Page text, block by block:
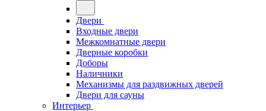
Двери
Входные двери
Межкомнатные двери
Дверные коробки
Доборы
Наличники
Механизмы для раздвижных дверей
Двери для сауны
Интерьер